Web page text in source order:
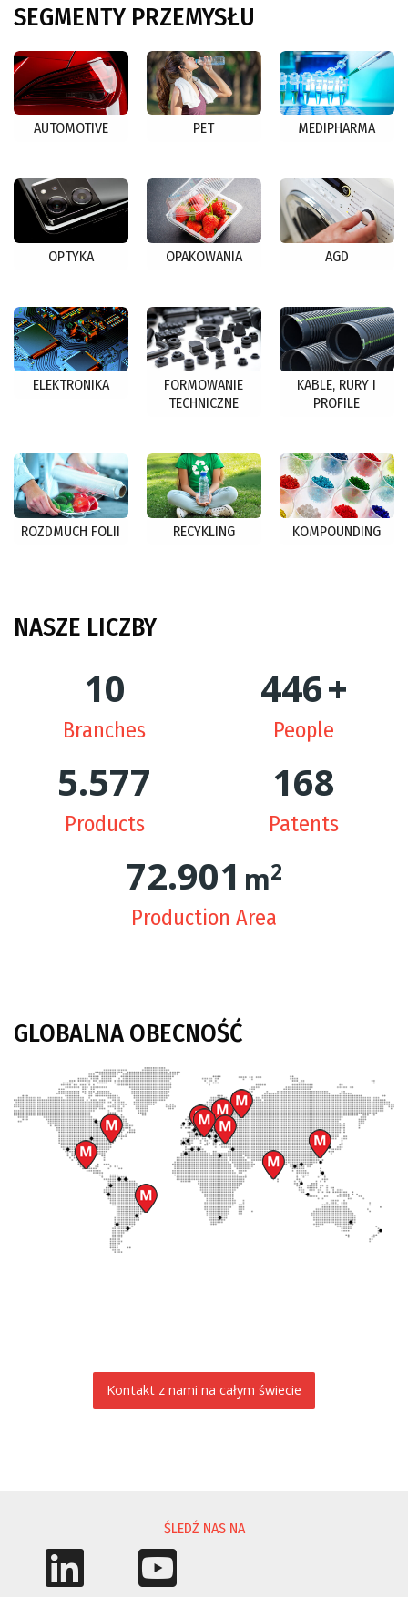
SEGMENTY PRZEMYSŁU
AUTOMOTIVE PET MEDIPHARMA
OPTYKA OPAKOWANIA AGD
ELEKTRONIKA
FORMOWANIE
TECHNICZNE
KABLE, RURY I
PROFILE
ROZDMUCH FOLII RECYKLING KOMPOUNDING
NASZE LICZBY
10
Branches
449+
People
5.625
Products
170
Patents
74.244 m2
Production Area
GLOBALNA OBECNOŚĆ
Kontakt z nami na całym świecie
ŚLEDŹ NAS NA